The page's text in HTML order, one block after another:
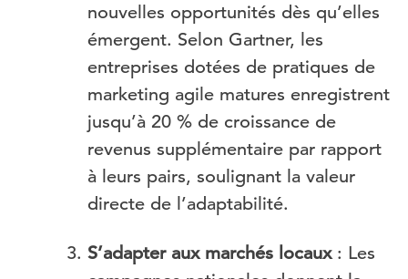
nouvelles opportunités dès qu’elles
émergent. Selon Gartner, les
entreprises dotées de pratiques de
marketing agile matures enregistrent
jusqu’à 20 % de croissance de
revenus supplémentaire par rapport
à leurs pairs, soulignant la valeur
directe de l’adaptabilité.
S’adapter aux marchés locaux : Les